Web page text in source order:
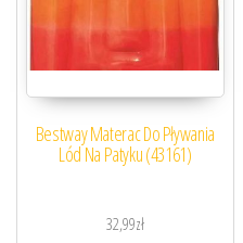
Bestway Materac Do Pływania
Lód Na Patyku (43161)
32,99zł